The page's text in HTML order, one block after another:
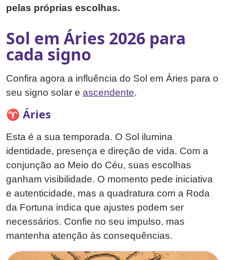
pelas próprias escolhas.
Sol em Áries 2026 para
cada signo
Confira agora a influência do Sol em Áries para o
seu signo solar e ascendente.
♈ Áries
Esta é a sua temporada. O Sol ilumina
identidade, presença e direção de vida. Com a
conjunção ao Meio do Céu, suas escolhas
ganham visibilidade. O momento pede iniciativa
e autenticidade, mas a quadratura com a Roda
da Fortuna indica que ajustes podem ser
necessários. Confie no seu impulso, mas
mantenha atenção às consequências.